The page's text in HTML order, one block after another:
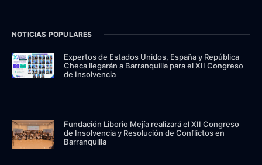
NOTICIAS POPULARES
Expertos de Estados Unidos, España y República
Checa llegarán a Barranquilla para el XII Congreso
de Insolvencia
Fundación Liborio Mejía realizará el XII Congreso
de Insolvencia y Resolución de Conflictos en
Barranquilla